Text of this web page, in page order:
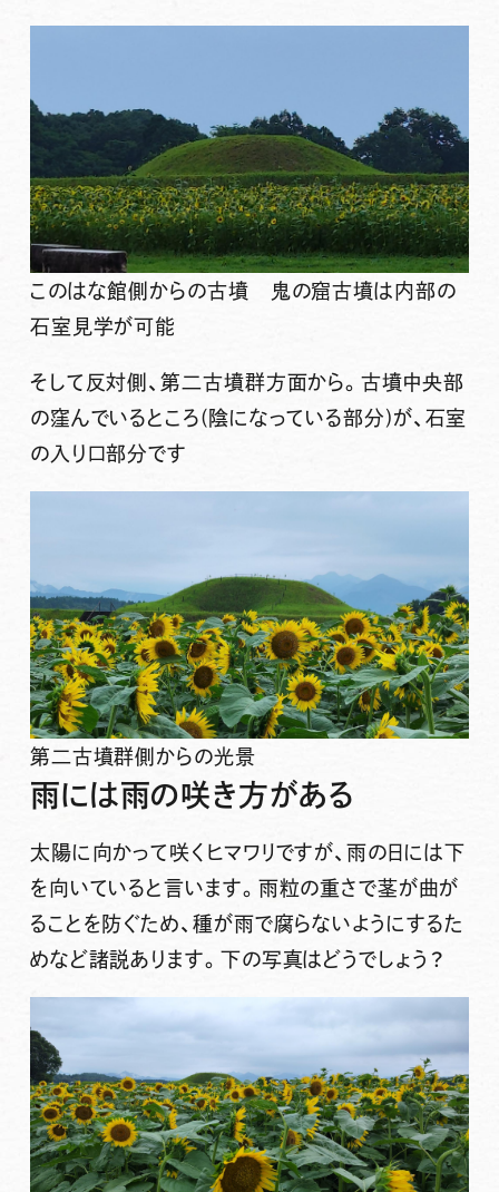
このはな館側からの古墳 鬼の窟古墳は内部の
石室見学が可能
そして反対側、第二古墳群方面から。古墳中央部
の窪んでいるところ(陰になっている部分)が、石室
の入り口部分です
第二古墳群側からの光景
雨には雨の咲き方がある
太陽に向かって咲くヒマワリですが、雨の日には下
を向いていると言います。雨粒の重さで茎が曲が
ることを防ぐため、種が雨で腐らないようにするた
めなど諸説あります。下の写真はどうでしょう？